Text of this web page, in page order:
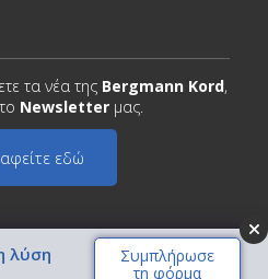
τα νέα της Bergmann Kord,
Newsletterμας.
εδώ
KORD. All Rights Reserved
λύση
Συμπλήρωσε
τη φόρμα